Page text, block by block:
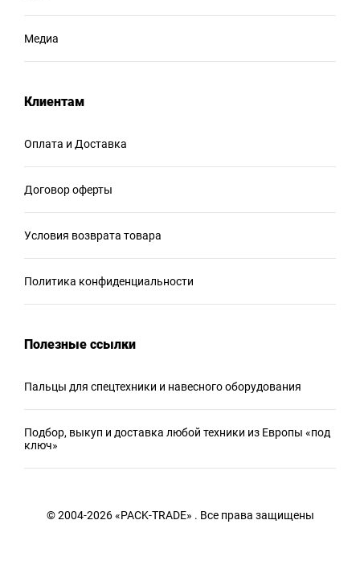
Медиа
Клиентам
Оплата и Доставка
Договор оферты
Условия возврата товара
Политика конфиденциальности
Полезные ссылки
Пальцы для спецтехники и навесного оборудования
Подбор, выкуп и доставка любой техники из Европы «под
ключ»
© 2004-2026 «PACK-TRADE» . Все права защищены